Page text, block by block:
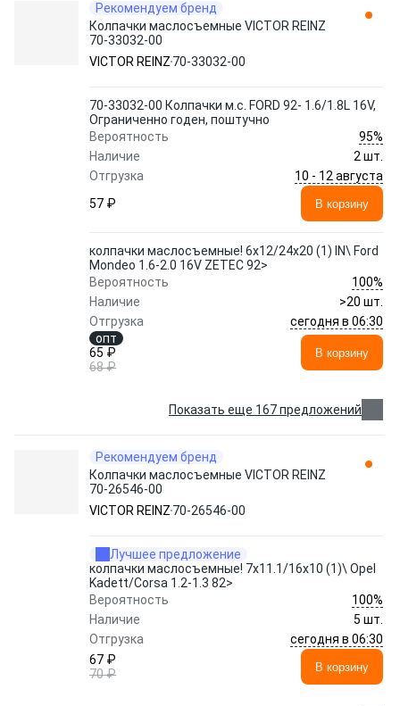
Рекомендуем бренд
Колпачки маслосъемные VICTOR REINZ
70-33032-00
VICTOR REINZ 70-33032-00
70-33032-00 Колпачки м.с. FORD 92- 1.6/1.8L 16V,
Ограниченно годен, поштучно
Вероятность
95%
Наличие
2 шт.
Отгрузка
10 - 12 августа
57 ₽
В корзину
колпачки маслосъемные! 6x12/24x20 (1) IN\ Ford
Mondeo 1.6-2.0 16V ZETEC 92>
Вероятность
100%
Наличие
>20 шт.
Отгрузка
сегодня в 06:30
опт
65 ₽
68 ₽
В корзину
Показать еще 167 предложений
Рекомендуем бренд
Колпачки маслосъемные VICTOR REINZ
70-26546-00
VICTOR REINZ 70-26546-00
Лучшее предложение
колпачки маслосъемные! 7x11.1/16x10 (1)\ Opel
Kadett/Corsa 1.2-1.3 82>
Вероятность
100%
Наличие
5 шт.
Отгрузка
сегодня в 06:30
67 ₽
70 ₽
В корзину